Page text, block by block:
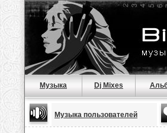
Музыка Dj Mixes
Музыка пользователей